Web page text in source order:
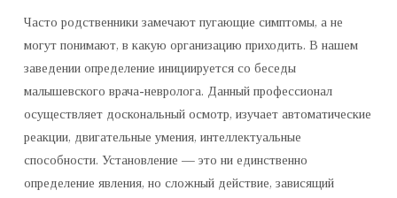
Часто родственники замечают пугающие симптомы, а не
могут понимают, в какую организацию приходить. В нашем
заведении определение инициируется со беседы
малышевского врача-невролога. Данный профессионал
осуществляет доскональный осмотр, изучает автоматические
реакции, двигательные умения, интеллектуальные
способности. Установление — это ни единственно
определение явления, но сложный действие, зависящий